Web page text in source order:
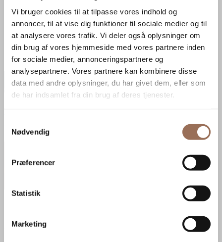
Vi bruger cookies til at tilpasse vores indhold og
annoncer, til at vise dig funktioner til sociale medier og til
at analysere vores trafik. Vi deler også oplysninger om
din brug af vores hjemmeside med vores partnere inden
for sociale medier, annonceringspartnere og
analysepartnere. Vores partnere kan kombinere disse
data med andre oplysninger, du har givet dem, eller som
de har indsamlet fra din brug af deres tjenester.
Nødvendig
Præferencer
Statistik
Marketing
Tidligere projekter
Søg natursten
Webshop
Interiør
Pleje og vedligehold
Udstillingsmodeller
Viden
Kontakt
Privat Villa
Kontakt
Afdelinger